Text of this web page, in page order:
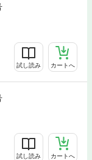
試し読み カートへ
試し読み カートへ